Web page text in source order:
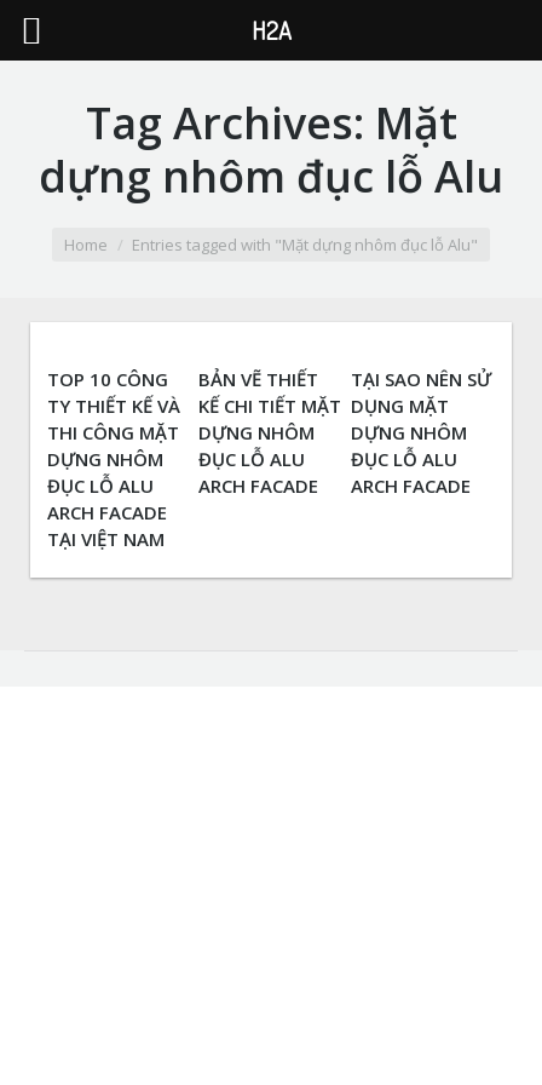
Tag Archives: Mặt
dựng nhôm đục lỗ Alu
Home Entries tagged with "Mặt dựng nhôm đục lỗ Alu"
TOP 10 CÔNG
TY THIẾT KẾ VÀ
THI CÔNG MẶT
DỰNG NHÔM
ĐỤC LỖ ALU
ARCH FACADE
TẠI VIỆT NAM
BẢN VẼ THIẾT
KẾ CHI TIẾT MẶT
DỰNG NHÔM
ĐỤC LỖ ALU
ARCH FACADE
TẠI SAO NÊN SỬ
DỤNG MẶT
DỰNG NHÔM
ĐỤC LỖ ALU
ARCH FACADE
H2A